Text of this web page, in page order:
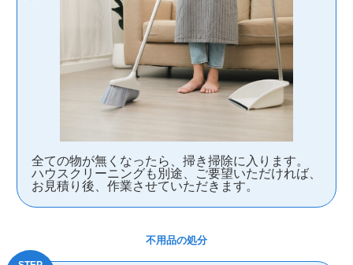
全ての物が無くなったら、掃き掃除に入ります。
ハウスクリーニングも別途、ご要望いただければ、
お見積り後、作業させていただきます。
不用品の処分